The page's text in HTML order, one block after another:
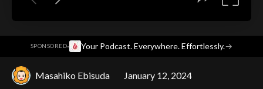
SPONSORED· Your Podcast. Everywhere. Effortlessly.→
Masahiko Ebisuda January 12, 2024